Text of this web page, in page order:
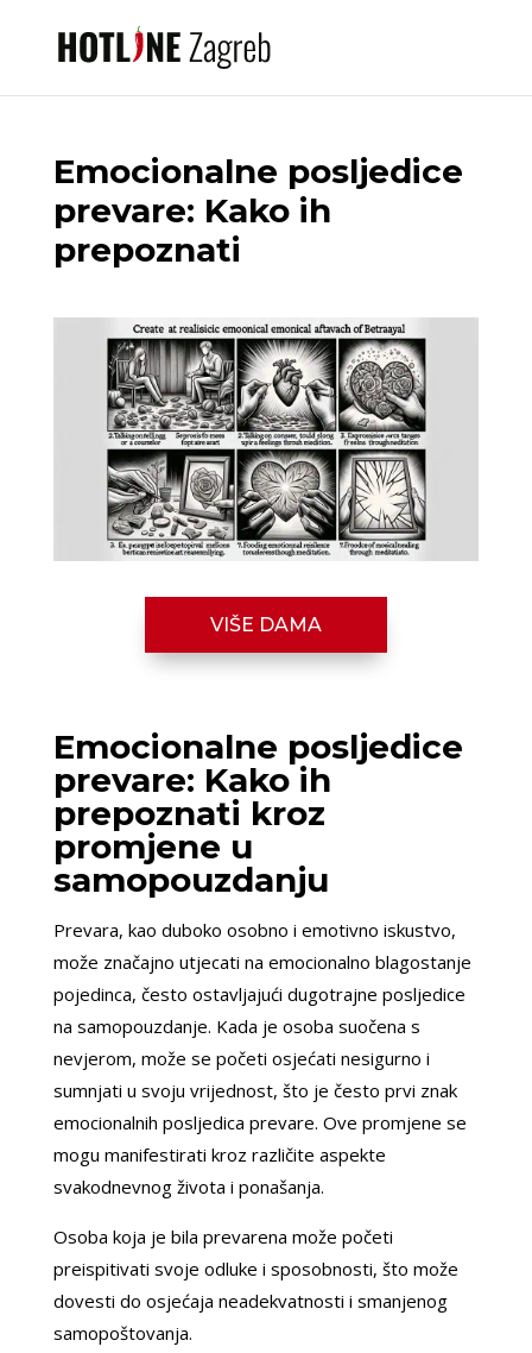
Emocionalne posljedice
prevare: Kako ih
prepoznati
VIŠE DAMA
Emocionalne posljedice
prevare: Kako ih
prepoznati kroz
promjene u
samopouzdanju
Prevara, kao duboko osobno i emotivno iskustvo,
može značajno utjecati na emocionalno blagostanje
pojedinca, često ostavljajući dugotrajne posljedice
na samopouzdanje. Kada je osoba suočena s
nevjerom, može se početi osjećati nesigurno i
sumnjati u svoju vrijednost, što je često prvi znak
emocionalnih posljedica prevare. Ove promjene se
mogu manifestirati kroz različite aspekte
svakodnevnog života i ponašanja.
Osoba koja je bila prevarena može početi
preispitivati svoje odluke i sposobnosti, što može
dovesti do osjećaja neadekvatnosti i smanjenog
samopoštovanja.